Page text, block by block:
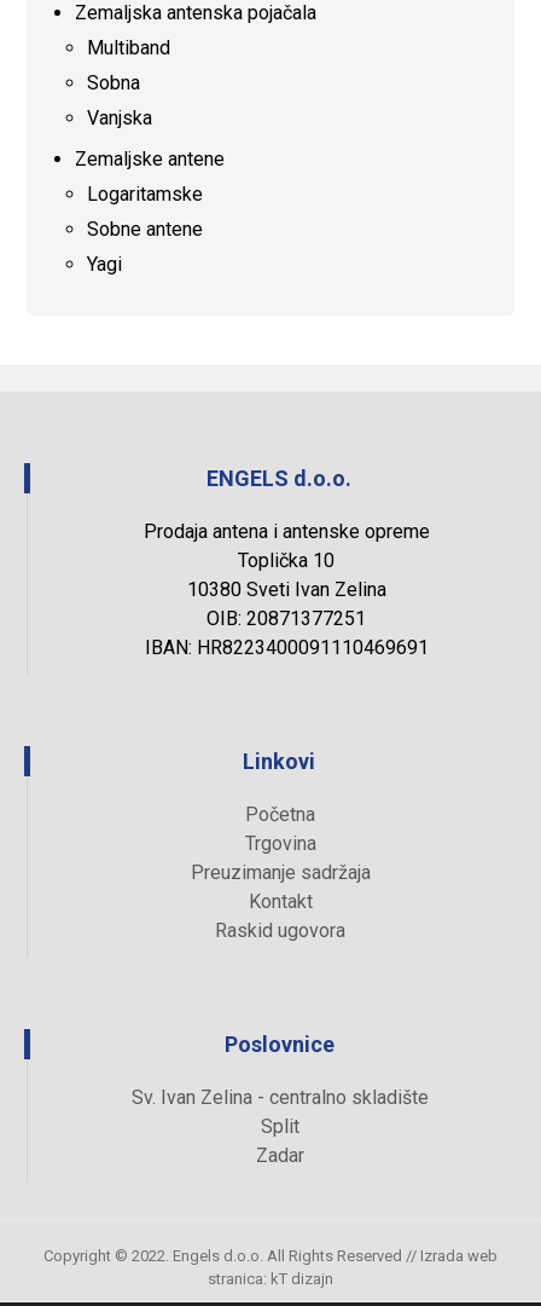
Zemaljska antenska pojačala
Multiband
Sobna
Vanjska
Zemaljske antene
Logaritamske
Sobne antene
Yagi
ENGELS d.o.o.
Prodaja antena i antenske opreme
Toplička 10
10380 Sveti Ivan Zelina
OIB: 20871377251
IBAN: HR8223400091110469691
Linkovi
Početna
Trgovina
Preuzimanje sadržaja
Kontakt
Raskid ugovora
Poslovnice
Sv. Ivan Zelina - centralno skladište
Split
Zadar
Copyright © 2022. Engels d.o.o. All Rights Reserved // Izrada web
stranica: kT dizajn